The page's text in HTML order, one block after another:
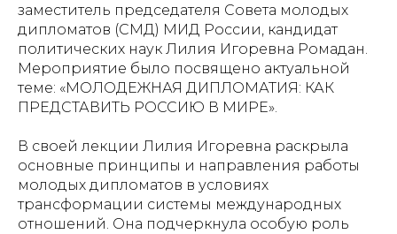
заместитель председателя Совета молодых
дипломатов (СМД) МИД России, кандидат
политических наук Лилия Игоревна Ромадан.
Мероприятие было посвящено актуальной
теме: «МОЛОДЕЖНАЯ ДИПЛОМАТИЯ: КАК
ПРЕДСТАВИТЬ РОССИЮ В МИРЕ».
В своей лекции Лилия Игоревна раскрыла
основные принципы и направления работы
молодых дипломатов в условиях
трансформации системы международных
отношений. Она подчеркнула особую роль